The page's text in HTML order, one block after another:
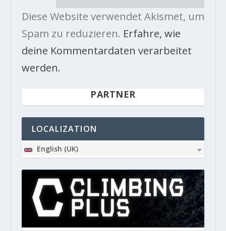
Diese Website verwendet Akismet, um
Spam zu reduzieren. Erfahre, wie
deine Kommentardaten verarbeitet
werden.
PARTNER
LOCALIZATION
English (UK)